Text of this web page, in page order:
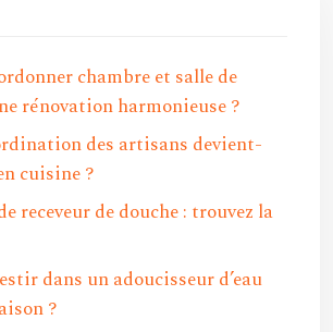
chambre et salle de
rénovation harmonieuse ?
des artisans devient-
cuisine ?
receveur de douche : trouvez la
dans un adoucisseur d’eau
?